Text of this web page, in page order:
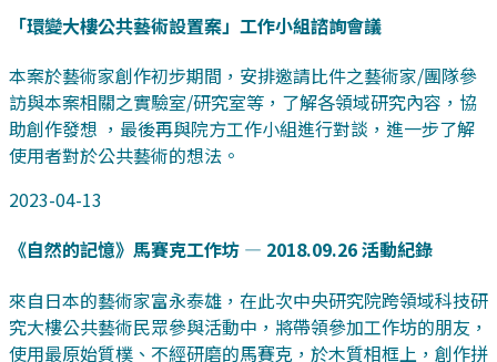
「環變大樓公共藝術設置案」工作小組諮詢會議
本案於藝術家創作初步期間，安排邀請比件之藝術家/團隊參
訪與本案相關之實驗室/研究室等，了解各領域研究內容，協
助創作發想 ，最後再與院方工作小組進行對談，進一步了解
使用者對於公共藝術的想法。
2023-04-13
《自然的記憶》馬賽克工作坊 — 2018.09.26 活動紀錄
來自日本的藝術家富永泰雄，在此次中央研究院跨領域科技研
究大樓公共藝術民眾參與活動中，將帶領參加工作坊的朋友，
使用最原始質樸、不經研磨的馬賽克，於木質相框上，創作拼